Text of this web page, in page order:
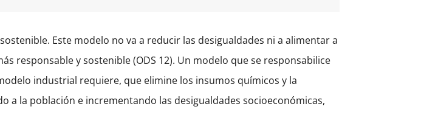
Este modelo no va a reducir las desigualdades ni a alimentar a
responsable y sostenible (ODS 12). Un modelo que se responsabilice
industrial requiere, que elimine los insumos químicos y la
a la población e incrementando las desigualdades socioeconómicas,